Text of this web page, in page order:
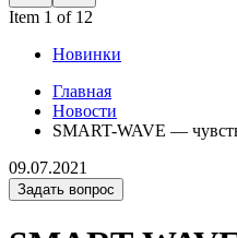
Item 1 of 12
Новинки
Главная
Новости
SMART-WAVE —
09.07.2021
Задать вопрос